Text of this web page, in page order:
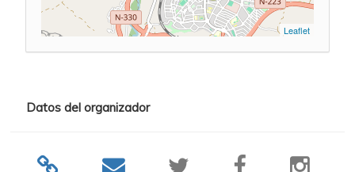
Leaflet
Datos del organizador